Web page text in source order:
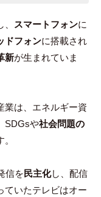
スマートフォンに
ドフォンに搭載され
新が生まれていま
業は、エネルギー資
SDGsや社会問題の
信を 民主化し、配信
ていたテレビはオー